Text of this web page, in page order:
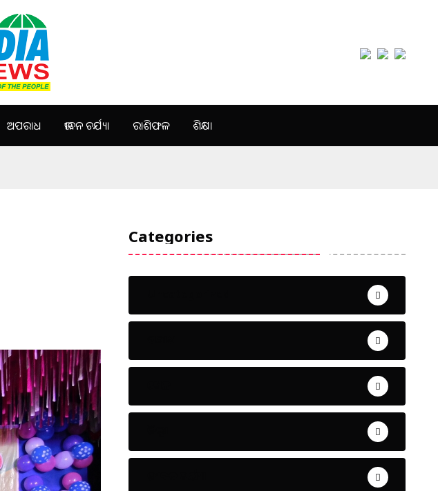
ଅପରାଧ ଜୀବନ ଚର୍ଯ୍ୟା ରାଶିଫଳ ଶିକ୍ଷା
Categories